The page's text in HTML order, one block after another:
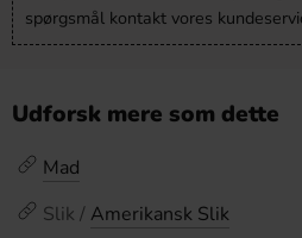
spørgsmål kontakt vores
Udforsk mere som dette
Mad
Slik / Amerikansk Slik